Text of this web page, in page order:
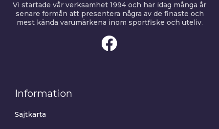
Vi startade vår verksamhet 1994 och har idag många år
senare förmån att presentera några av de finaste och
mest kända varumärkena inom sportfiske och uteliv.
Information
Sajtkarta